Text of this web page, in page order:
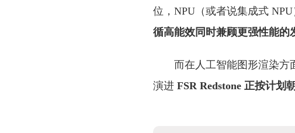
位，NPU（或者说集成式
循高能效同时兼顾更强性能的
而在人工智能图形渲染方
演进 FSR Redstone 正按计划